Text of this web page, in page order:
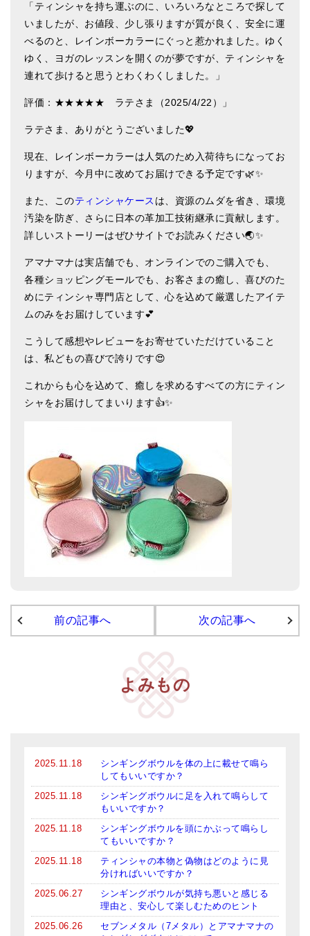
シンギングボウル講座
初級講座
倍音呼吸法レッスン
中級講座
About Us
LINEお友だち登録
お客様の声
特商法の表記
「ティンシャを持ち運ぶのに、いろいろなところで探して
いましたが、お値段、少し張りますが質が良く、安全に運
べるのと、レインボーカラーにぐっと惹かれました。ゆく
ゆく、ヨガのレッスンを開くのが夢ですが、ティンシャを
連れて歩けると思うとわくわくしました。」
評価：★★★★★ ラテさま（2025/4/22）」
ラテさま、ありがとうございました💖
現在、レインボーカラーは人気のため入荷待ちになってお
りますが、今月中に改めてお届けできる予定です🌿✨
また、このティンシャケース は、資源のムダを省き、環境
汚染を防ぎ、さらに日本の革加工技術継承に貢献します。
詳しいストーリーはぜひサイトでお読みください🌏✨
アマナマナは実店舗でも、オンラインでのご購入でも、
各種ショッピングモールでも、お客さまの癒し、喜びのた
めにティンシャ専門店として、心を込めて厳選したアイテ
ムのみをお届けしています💕
こうして感想やレビューをお寄せていただけていること
は、私どもの喜びで誇りです😍
これからも心を込めて、癒しを求めるすべての方にティン
シャをお届けしてまいります👍✨
前の記事へ 次の記事へ
よみもの
2025.11.18
シンギングボウルを体の上に載せて鳴ら
してもいいですか？
2025.11.18
シンギングボウルに足を入れて鳴らして
もいいですか？
2025.11.18
シンギングボウルを頭にかぶって鳴らし
てもいいですか？
2025.11.18
ティンシャの本物と偽物はどのように見
分ければいいですか？
2025.06.27
シンギングボウルが気持ち悪いと感じる
理由と、安心して楽しむためのヒント
2025.06.26
セブンメタル（7メタル）とアマナマナの